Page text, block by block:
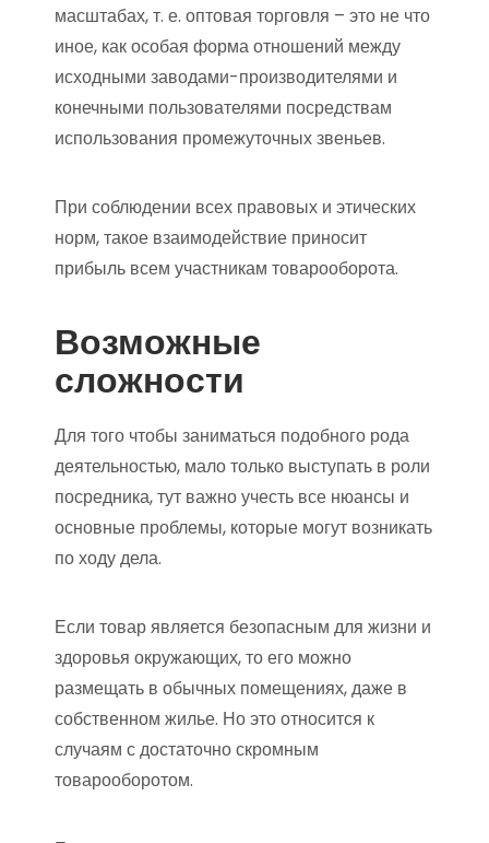
масштабах, т. е. оптовая торговля – это не что
иное, как особая форма отношений между
исходными заводами-производителями и
конечными пользователями посредствам
использования промежуточных звеньев.
При соблюдении всех правовых и этических
норм, такое взаимодействие приносит
прибыль всем участникам товарооборота.
Возможные
сложности
Для того чтобы заниматься подобного рода
деятельностью, мало только выступать в роли
посредника, тут важно учесть все нюансы и
основные проблемы, которые могут возникать
по ходу дела.
Если товар является безопасным для жизни и
здоровья окружающих, то его можно
размещать в обычных помещениях, даже в
собственном жилье. Но это относится к
случаям с достаточно скромным
товарооборотом.